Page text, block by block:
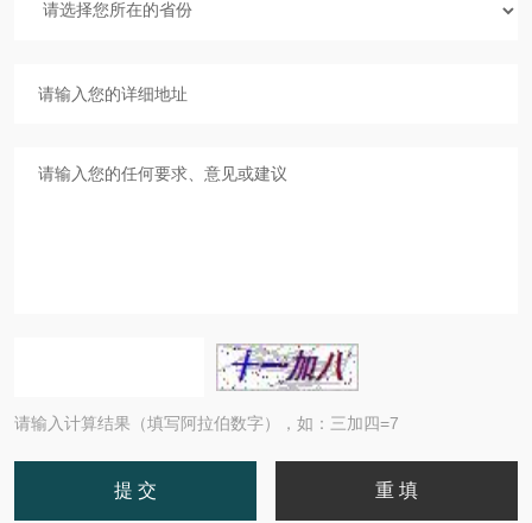
请输入计算结果（填写阿拉伯数字），如：三加四=7